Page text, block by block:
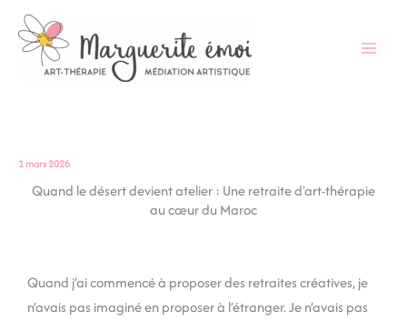
contenu
1 mars 2026
Quand le désert devient atelier : Une retraite d'art-thérapie
au cœur du Maroc
Quand j’ai commencé à proposer des retraites créatives, je
n’avais pas imaginé en proposer à l’étranger. Je n’avais pas